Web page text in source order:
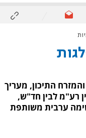
התיכון, מעריך
רע"מ לבין חד"ש,
ערבית משותפת